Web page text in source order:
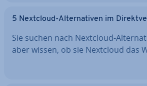
5 Nextcloud-Al­ter­na­ti­ven im
Sie suchen nach Nextcloud-
aber wissen, ob sie Nextcloud das